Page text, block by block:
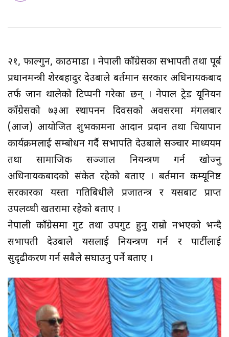
२१, फाल्गुन, काठमाडौं । नेपाली काँग्रेसका सभापती तथा पूर्ब
प्रधानमन्त्री शेरबहादुर देउबाले बर्तमान सरकार अधिनायकबाद
तर्फ जान थालेको टिप्पनी गरेका छन् । नेपाल ट्रेड यूनियन
काँग्रेसको ७३औं स्थापनन दिवसको अवसरमा मंगलबार
(आज) आयोजित शुभकामना आदान प्रदान तथा चियापान
कार्यक्रमलाई सम्बोधन गर्दै सभापति देउबाले सञ्चार माध्ययम
तथा सामाजिक सञ्जाल नियन्त्रण गर्न खोज्नु
अधिनायकबादको संकेत रहेको बताए । बर्तमान कम्यूनिष्ट
सरकारका यस्ता गतिबिधीले प्रजातन्त्र र यसबाट प्राप्त
उपलव्धी खतरामा रहेको बताए ।
नेपाली काँग्रेसमा गुट तथा उपगुट हुनु राम्रो नभएको भन्दै
सभापती देउबाले यसलाई नियन्त्रण गर्न र पार्टीलाई
सुदृढीकरण गर्न सबैले सघाउनु पर्ने बताए ।